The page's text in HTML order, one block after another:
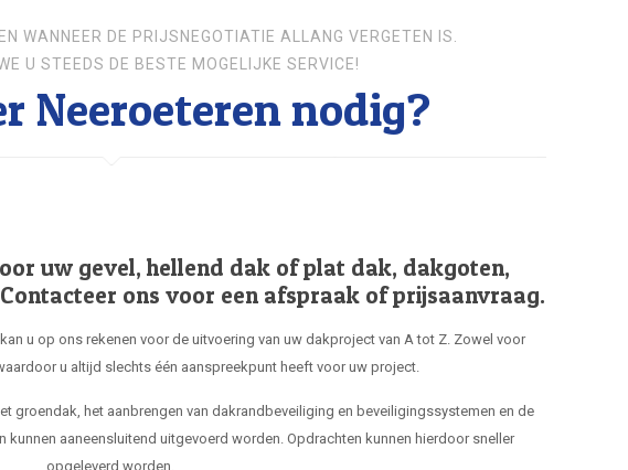
WANNEER DE PRIJSNEGOTIATIE ALLANG VERGETEN IS.
U STEEDS DE BESTE MOGELIJKE SERVICE!
Neeroeteren nodig?
uw gevel, hellend dak of plat dak, dakgoten,
ons voor een afspraak of prijsaanvraag.
u op ons rekenen voor de uitvoering van uw dakproject van A tot Z. Zowel voor
u altijd slechts één aanspreekpunt heeft voor uw project.
groendak, het aanbrengen van dakrandbeveiliging en beveiligingssystemen en de
aaneensluitend uitgevoerd worden. Opdrachten kunnen hierdoor sneller
opgeleverd worden.